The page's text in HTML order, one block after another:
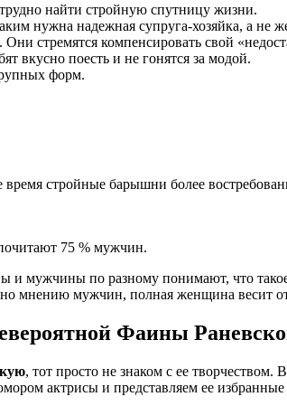
найти стройную спутницу жизни.
нужна надежная супруга-хозяйка, а не
Они стремятся компенсировать свой
вкусно поесть и не гонятся за модой.
форм.
стройные барышни более
75 % мужчин.
и мужчины по разному понимают, что
мнению мужчин, полная женщина весит
Фаины
, тот просто не знаком с ее
актрисы и представляем ее